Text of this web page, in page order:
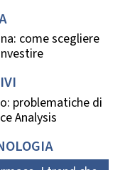
come scegliere
problematiche di
Analysis